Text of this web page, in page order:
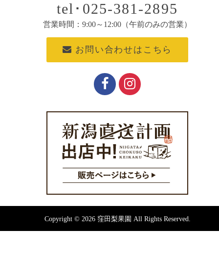
tel･025-381-2895
営業時間：9:00～12:00（午前のみの営業）
お問い合わせはこちら
Copyright © 2026 窪田梨果園 All Rights Reserved.